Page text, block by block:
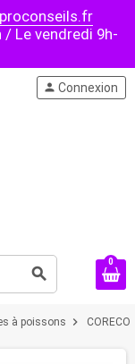
/ Le vendredi 9h-
search
person Connexion
0
à poissons chevron_right